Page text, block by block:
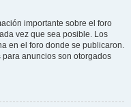
importante sobre el foro
vez que sea posible. Los
en el foro donde se publicaron.
anuncios son otorgados